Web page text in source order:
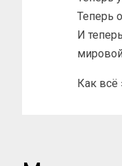
Теперь
И
Как всё